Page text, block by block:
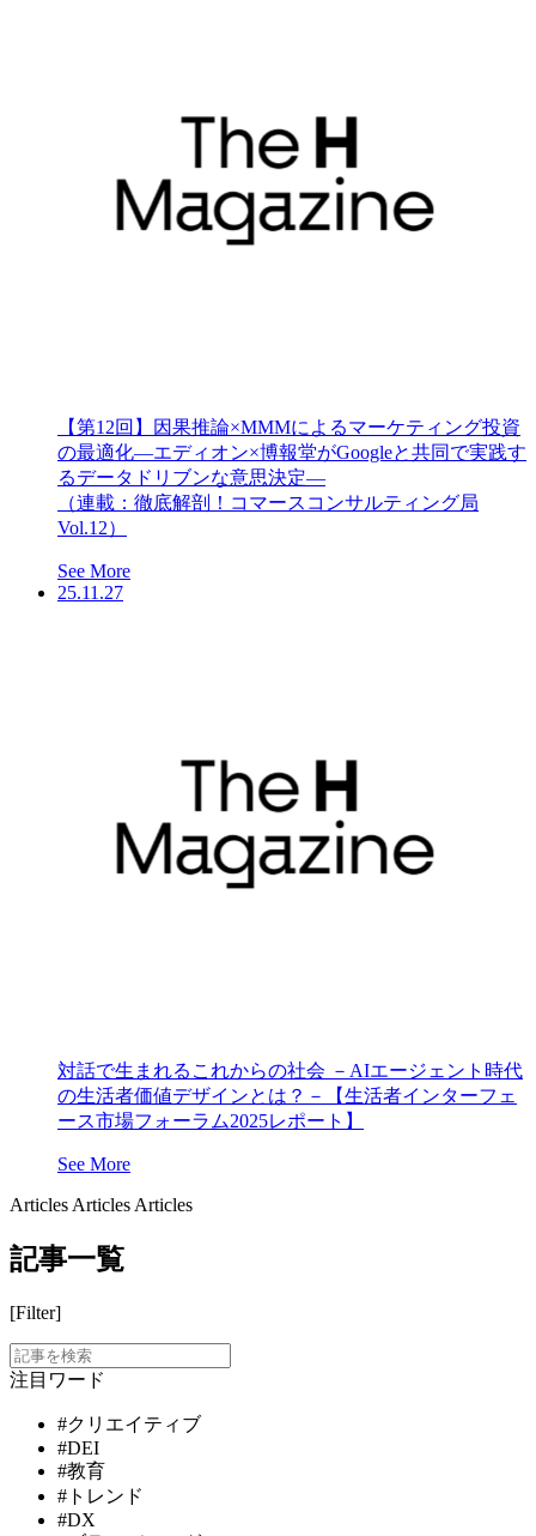
【第12回】因果推論×MMMによるマーケティング投資
の最適化―エディオン×博報堂がGoogleと共同で実践す
るデータドリブンな意思決定―
（連載：徹底解剖！コマースコンサルティング局
Vol.12）
See More
25.11.27
対話で生まれるこれからの社会 －AIエージェント時代
の生活者価値デザインとは？－【生活者インターフェ
ース市場フォーラム2025レポート】
See More
Articles Articles Articles
記事一覧
[Filter]
注目ワード
#クリエイティブ
#DEI
#教育
#トレンド
#DX